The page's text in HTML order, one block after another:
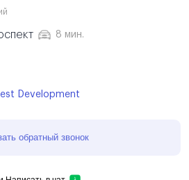
8 мин.
Development
обратный звонок